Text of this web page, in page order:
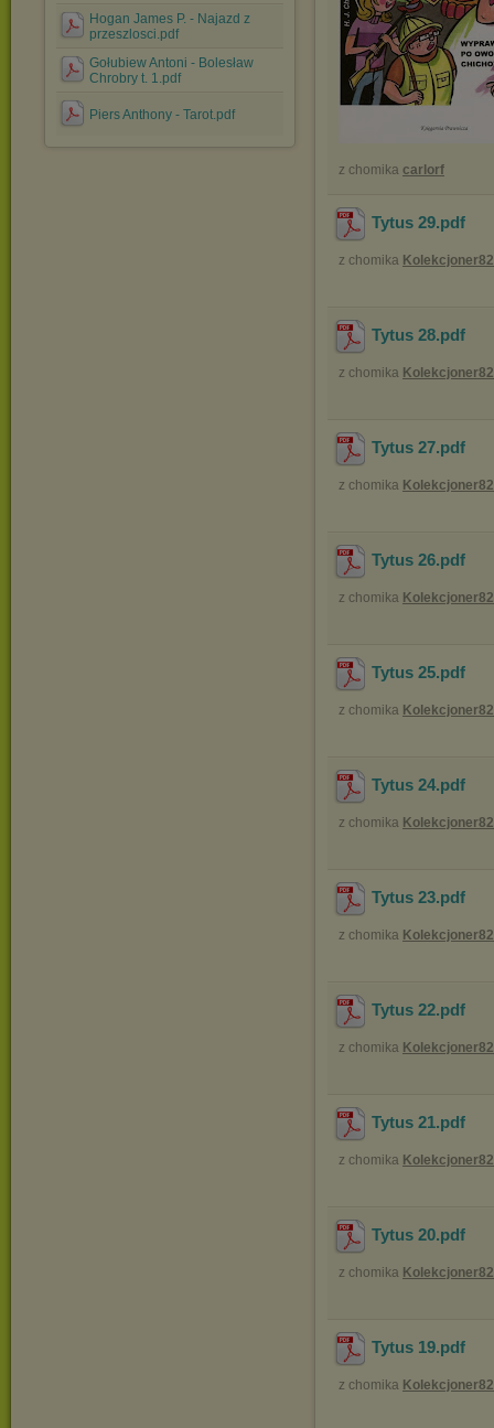
Hogan James P. - Najazd z
przeszlosci.pdf
Gołubiew Antoni - Bolesław
Chrobry t. 1.pdf
Piers Anthony - Tarot.pdf
z chomika carlorf
Tytus 29.pdf
z chomika Kolekcjoner82
Tytus 28.pdf
z chomika Kolekcjoner82
Tytus 27.pdf
z chomika Kolekcjoner82
Tytus 26.pdf
z chomika Kolekcjoner82
Tytus 25.pdf
z chomika Kolekcjoner82
Tytus 24.pdf
z chomika Kolekcjoner82
Tytus 23.pdf
z chomika Kolekcjoner82
Tytus 22.pdf
z chomika Kolekcjoner82
Tytus 21.pdf
z chomika Kolekcjoner82
Tytus 20.pdf
z chomika Kolekcjoner82
Tytus 19.pdf
z chomika Kolekcjoner82